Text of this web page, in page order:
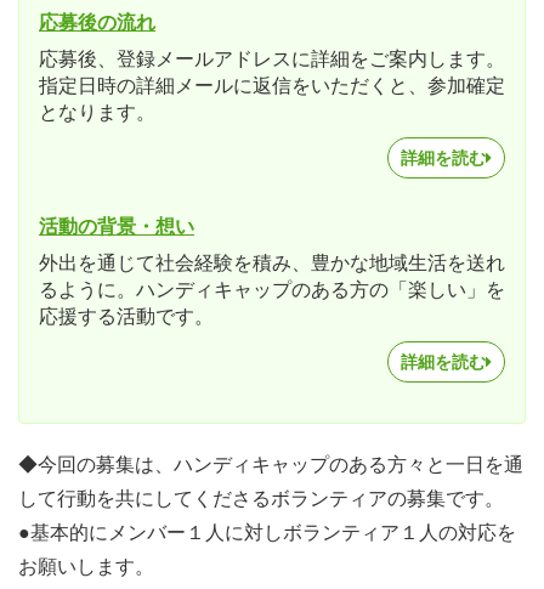
応募後の流れ
応募後、登録メールアドレスに詳細をご案内します。
指定日時の詳細メールに返信をいただくと、参加確定
となります。
詳細を読む
活動の背景・想い
外出を通じて社会経験を積み、豊かな地域生活を送れ
るように。ハンディキャップのある方の「楽しい」を
応援する活動です。
詳細を読む
◆今回の募集は、ハンディキャップのある方々と一日を通
して行動を共にしてくださるボランティアの募集です。
●基本的にメンバー１人に対しボランティア１人の対応を
お願いします。